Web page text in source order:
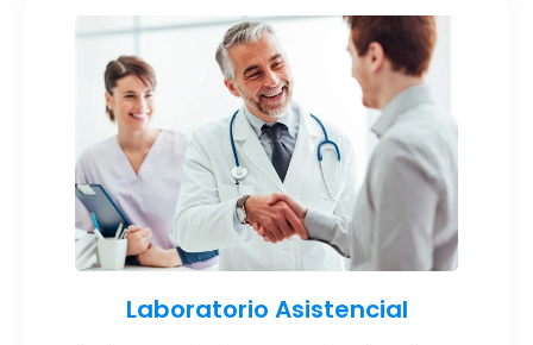
Laboratorio Asistencial